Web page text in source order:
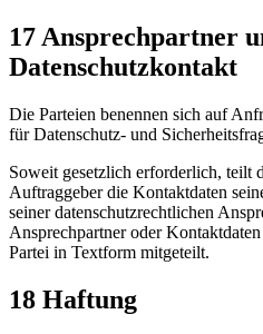
17 Ansprechpartner
Datenschutzkontakt
Die Parteien benennen sich auf
für Datenschutz- und
Soweit gesetzlich erforderlich, teilt
Auftraggeber die Kontaktdaten
seiner datenschutzrechtlichen
Ansprechpartner oder
Partei in Textform mitgeteilt.
18 Haftung